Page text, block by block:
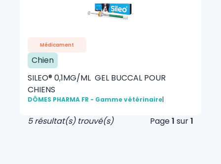
Médicament
Chien
SILEO® 0,1MG/ML GEL BUCCAL POUR
CHIENS
DÔMES PHARMA FR - Gamme vétérinaire|
5 résultat(s) trouvé(s) Page1 sur1